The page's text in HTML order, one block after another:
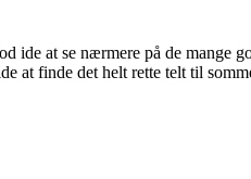
at se nærmere på de mange
finde det helt rette telt til